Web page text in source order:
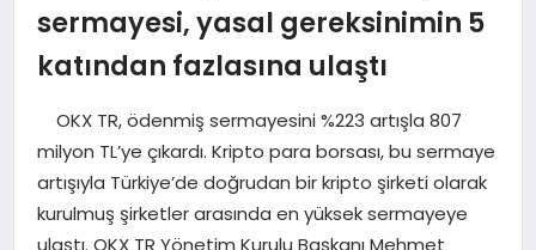
YAŞAM
EKONOMI
SAĞLIK
sermayesi, yasal gereksinimin 5
katından fazlasına ulaştı
OKX TR, ödenmiş sermayesini %223 artışla 807
milyon TL’ye çıkardı. Kripto para borsası, bu sermaye
artışıyla Türkiye’de doğrudan bir kripto şirketi olarak
kurulmuş şirketler arasında en yüksek sermayeye
ulaştı. OKX TR Yönetim Kurulu Başkanı Mehmet